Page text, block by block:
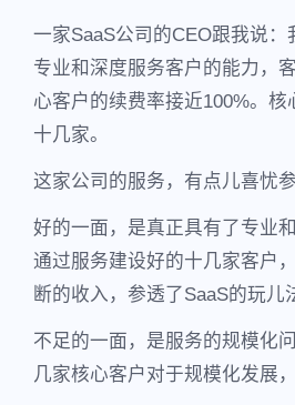
一家SaaS公司的CEO跟我说：
专业和深度服务客户的能力，
心客户的续费率接近100%。核
十几家。
这家公司的服务，有点儿喜忧参
好的一面，是真正具有了专业
通过服务建设好的十几家客户
断的收入，参透了SaaS的玩儿
不足的一面，是服务的规模化
几家核心客户对于规模化发展